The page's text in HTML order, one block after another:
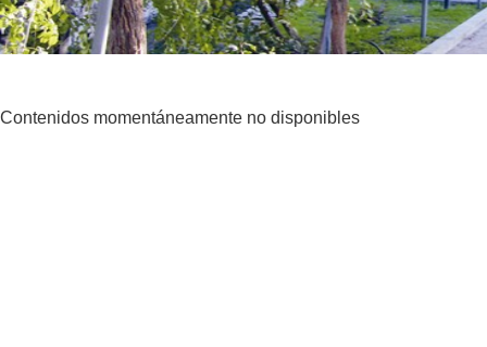
Contenidos momentáneamente no disponibles